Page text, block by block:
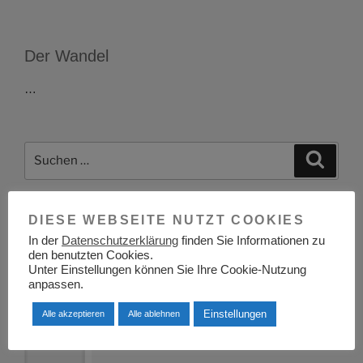
Der Wandel
…
Berufsinformationszentrum BIZ Bamberg
DIESE WEBSEITE NUTZT COOKIES
In der Datenschutzerklärung finden Sie Informationen zu
den benutzten Cookies.
Unter Einstellungen können Sie Ihre Cookie-Nutzung
anpassen.
Alle akzeptieren Alle ablehnen Einstellungen